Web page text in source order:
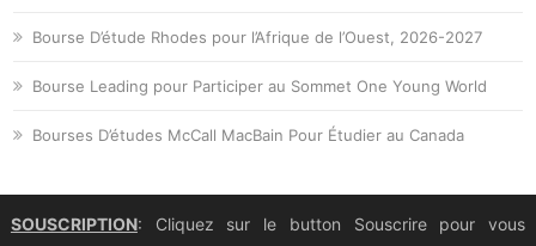
Bourse D’étude Rhodes pour l’Afrique de l’Ouest, 2026-2027
Bourse Leading pour Participer au Sommet One Young World
Bourses D’études McCall MacBain Pour Étudier au Canada
SOUSCRIPTION: Cliquez sur le button Souscrire pour vous